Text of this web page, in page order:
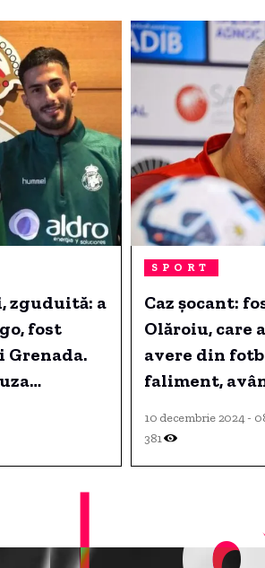
zguduită: a
fost
Grenada.
SPORT
Caz șocant:
Olăroiu, care
avere din
faliment,
10 decembrie 2024 -
381